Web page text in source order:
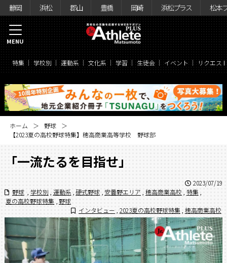
静岡 浜松 郡山 豊橋 岡崎 浜松プラス 松本
特集 学校別 運動系 文化系 学習 生徒会 イベント リクエス
MENU
ホーム
野球
【2023夏の高校野球特集】穂高商業高等学校 野球部
「一流たるを目指せ」
2023/07/19
野球
学校別 運動系 硬式野球 安曇野エリア 穂高商業高校 特集
夏の高校野球特集
野球
インタビュー 2023夏の高校野球特集 穂高商業高校